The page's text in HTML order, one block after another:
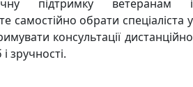
підтримку ветеранам і
самостійно обрати спеціаліста у
консультації дистанційно
зручності.